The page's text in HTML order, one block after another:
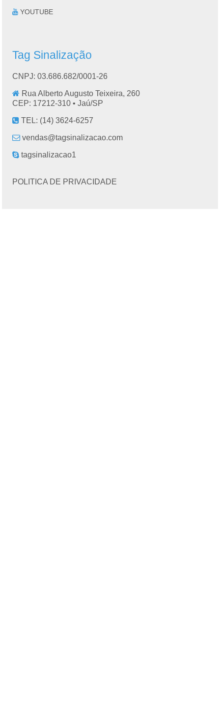
YOUTUBE
Tag Sinalização
CNPJ: 03.686.682/0001-26
Rua Alberto Augusto Teixeira, 260
CEP: 17212-310 •Jaú/SP
TEL: (14) 3624-6257
vendas@tagsinalizacao.com
tagsinalizacao1
POLITICA DE PRIVACIDADE